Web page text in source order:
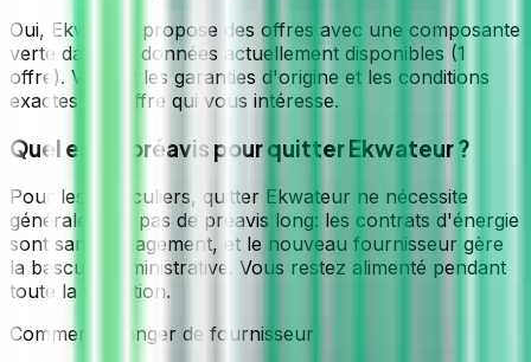
Oui, Ekwateur propose des offres avec une composante
verte dans les données actuellement disponibles (1
offre). Vérifiez les garanties d'origine et les conditions
exactes de l'offre qui vous intéresse.
Quel est le préavis pour quitter Ekwateur ?
Pour les particuliers, quitter Ekwateur ne nécessite
généralement pas de préavis long: les contrats d'énergie
sont sans engagement, et le nouveau fournisseur gère
la bascule administrative. Vous restez alimenté pendant
toute la transition.
Comment changer de fournisseur